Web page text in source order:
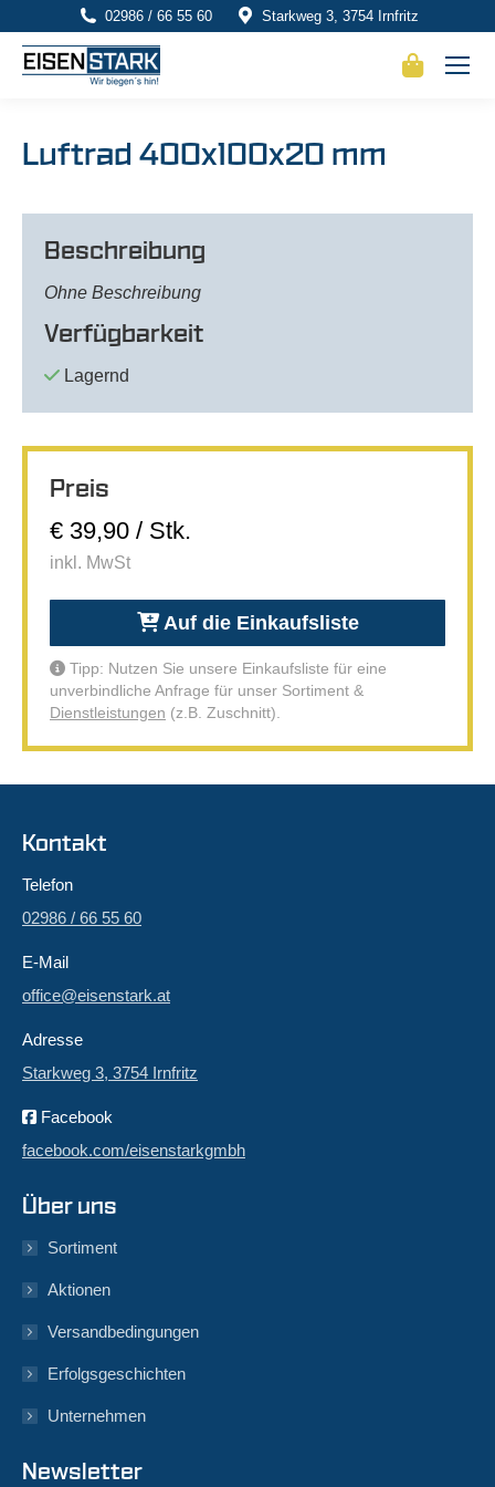
02986 / 66 55 60 Starkweg 3, 3754 Irnfritz
Luftrad 400x100x20 mm
Beschreibung
Ohne Beschreibung
Verfügbarkeit
Lagernd
Preis
€ 39,90 / Stk.
inkl. MwSt
Auf die Einkaufsliste
Tipp: Nutzen Sie unsere Einkaufsliste für eine
unverbindliche Anfrage für unser Sortiment &
Dienstleistungen (z.B. Zuschnitt).
Kontakt
Telefon
02986 / 66 55 60
E-Mail
office@eisenstark.at
Adresse
Starkweg 3, 3754 Irnfritz
Facebook
facebook.com/eisenstarkgmbh
Über uns
Sortiment
Aktionen
Versandbedingungen
Erfolgsgeschichten
Unternehmen
Newsletter